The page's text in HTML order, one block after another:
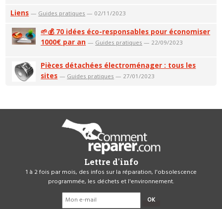
Liens — Guides pratiques — 02/11/2023
🌱💰 70 idées éco-responsables pour économiser
1000€ par an — Guides pratiques — 22/09/2023
Pièces détachées électroménager : tous les
sites — Guides pratiques — 27/01/2023
Lettre d'info
1 à 2 fois par mois, des infos sur la réparation, l'obsolescence
programmée, les déchets et l'environnement.
OK